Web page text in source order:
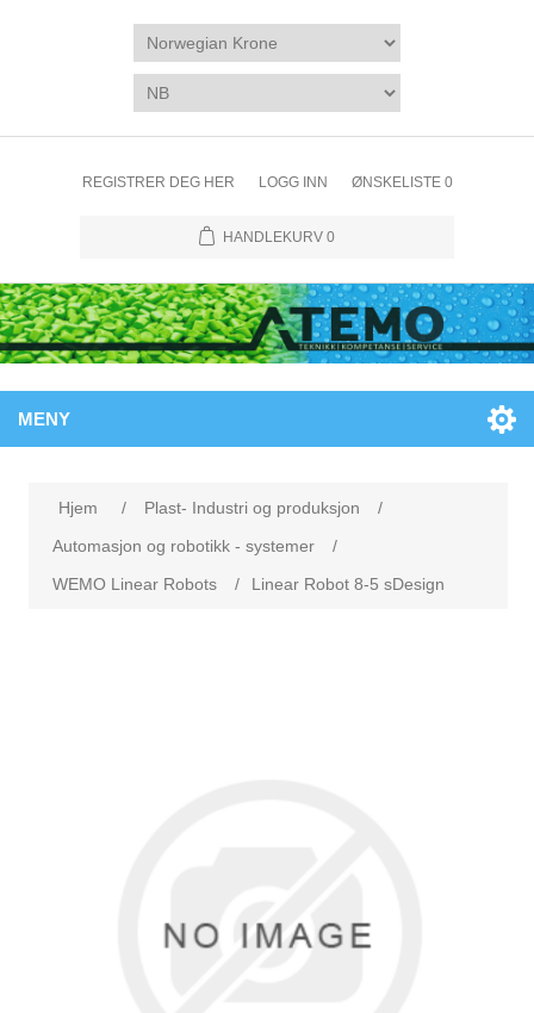
REGISTRER DEG HER LOGG INN ØNSKELISTE 0
HANDLEKURV 0
MENY
Hjem / Plast- Industri og produksjon
/
Automasjon og robotikk - systemer
/
WEMO Linear Robots
/ Linear Robot 8-5 sDesign